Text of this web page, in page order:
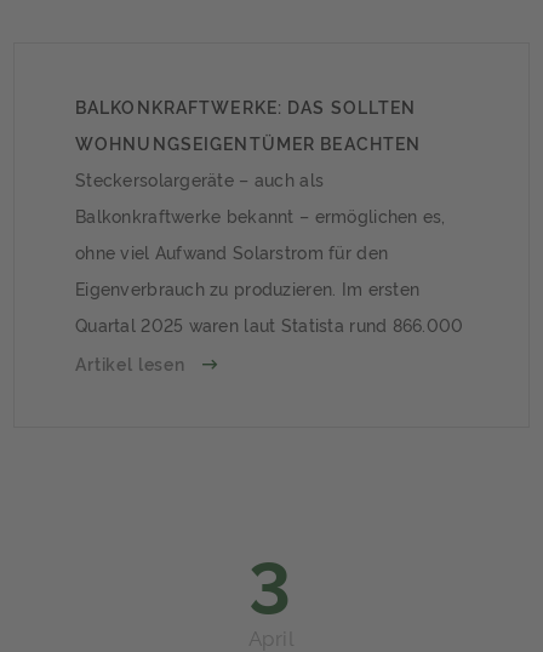
BALKONKRAFTWERKE: DAS SOLLTEN
WOHNUNGSEIGENTÜMER BEACHTEN
Steckersolargeräte – auch als
Balkonkraftwerke bekannt – ermöglichen es,
ohne viel Aufwand Solarstrom für den
Eigenverbrauch zu produzieren. Im ersten
Quartal 2025 waren laut Statista rund 866.000
Balkonkraftwerke in Deutschland als in Betrieb
Artikel lesen
3
April